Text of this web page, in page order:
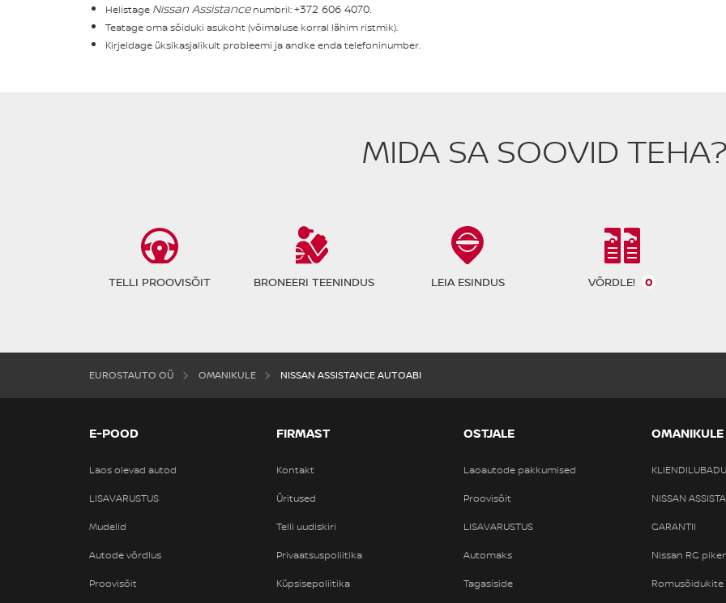
Helistage Nissan Assistancenumbril:+372 606 4070.
Teatage oma sõiduki asukoht (võimaluse korral lähim ristmik).
Kirjeldage üksikasjalikult probleemi ja andke enda telefoninumber.
MIDA SA SOOVID TEHA?
TELLI PROOVISÕIT BRONEERI TEENINDUS LEIA ESINDUS VÕRDLE! 0
EUROSTAUTO OÜ OMANIKULE NISSAN ASSISTANCE AUTOABI
E-POOD
Laos olevad autod
LISAVARUSTUS
Mudelid
Autode võrdlus
Proovisõit
FIRMAST
Kontakt
Üritused
Telli uudiskiri
Privaatsuspoliitika
Küpsisepoliitika
OSTJALE
Laoautode pakkumised
Proovisõit
LISAVARUSTUS
Automaks
Tagasiside
OMANIKULE
NISSAN
GARANTII
Nissan RG